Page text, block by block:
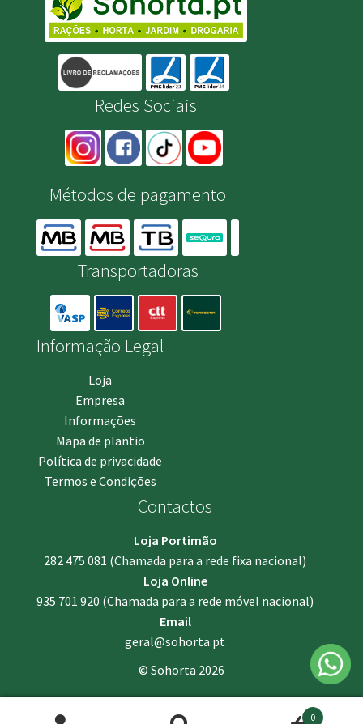
Redes Sociais
Métodos de pagamento
Transportadoras
Informação Legal
Loja
Empresa
Informações
Mapa de plantio
Política de privacidade
Termos e Condições
Contactos
Loja Portimão
282 475 081 (Chamada para a rede fixa nacional)
Loja Online
935 701 920 (Chamada para a rede móvel nacional)
Email
geral@sohorta.pt
© Sohorta 2026
0